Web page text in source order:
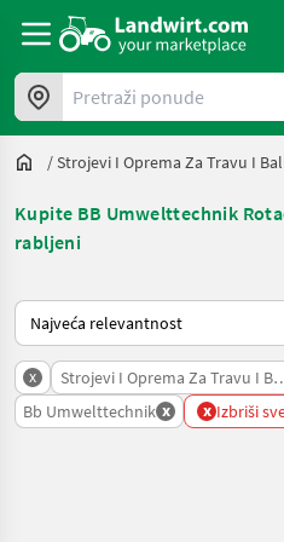
Pretraži ponude
/Strojevi I Oprema Za Travu I
Kupite BB Umwelttechnik
rabljeni
Tako se sortira na Landwirt.com
x Strojevi I Oprema Za Travu I
Bb Umwelttechnik x x Izbriši